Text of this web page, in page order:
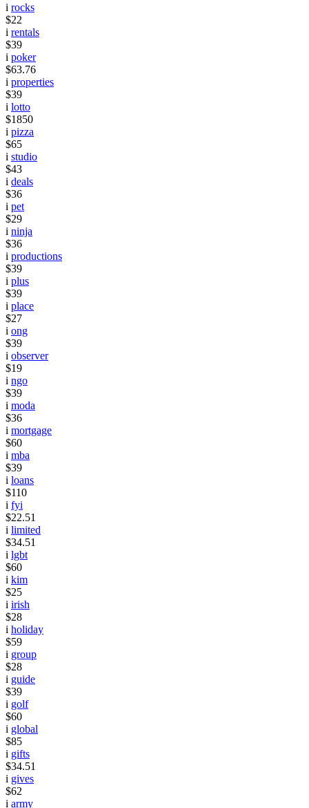
i rocks
$22
i rentals
$39
i poker
$63.76
i properties
$39
i lotto
$1850
i pizza
$65
i studio
$43
i deals
$36
i pet
$29
i ninja
$36
i productions
$39
i plus
$39
i place
$27
i ong
$39
i observer
$19
i ngo
$39
i moda
$36
i mortgage
$60
i mba
$39
i loans
$110
i fyi
$22.51
i limited
$34.51
i lgbt
$60
i kim
$25
i irish
$28
i holiday
$59
i group
$28
i guide
$39
i golf
$60
i global
$85
i gifts
$34.51
i gives
$62
i army